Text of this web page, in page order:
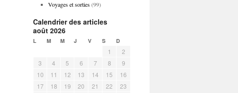
Voyages et sorties(99)
Calendrier des articles
août 2026
L M M J V S D
1
2
3
4 5 6 7 8
9
10
11 12 13 14 15
16
17
18 19 20 21 22
23